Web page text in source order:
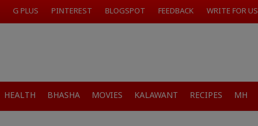
G PLUS PINTEREST BLOGSPOT FEEDBACK WRITE FOR US
HEALTH BHASHA MOVIES KALAWANT RECIPES MH